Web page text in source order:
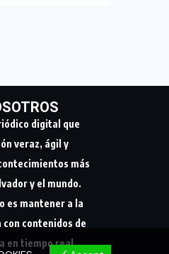
digital que
veraz, ágil y
más
y el mundo.
es mantener a la
contenidos de
en tiempo real.